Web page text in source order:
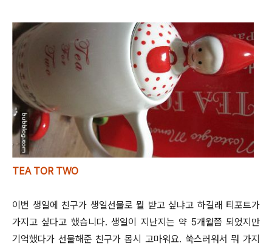
TEA TOR TWO
이번 생일에 친구가 생일선물로 뭘 받고 싶냐고 하길래 티포트가
가지고 싶다고 했습니다. 생일이 지난지는 약 5개월쯤 되었지만
기억했다가 선물해준 친구가 몹시 고마워요. 쑥스러워서 뭐 가지